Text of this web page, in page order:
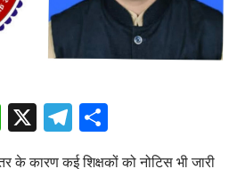
WhatsApp
X Telegram
के कारण कई शिक्षकों को नोटिस भी जारी